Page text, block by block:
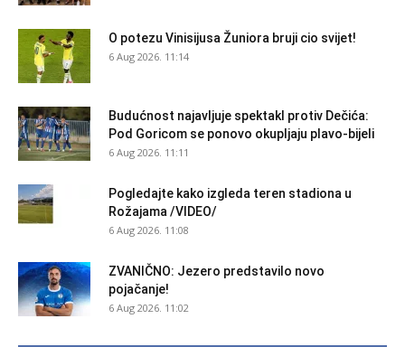
O potezu Vinisijusa Žuniora bruji cio svijet!
6 Aug 2026. 11:14
Budućnost najavljuje spektakl protiv Dečića:
Pod Goricom se ponovo okupljaju plavo-bijeli
6 Aug 2026. 11:11
Pogledajte kako izgleda teren stadiona u
Rožajama /VIDEO/
6 Aug 2026. 11:08
ZVANIČNO: Jezero predstavilo novo
pojačanje!
6 Aug 2026. 11:02